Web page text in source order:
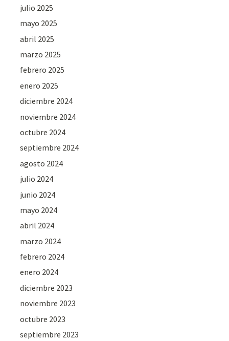
julio 2025
mayo 2025
abril 2025
marzo 2025
febrero 2025
enero 2025
diciembre 2024
noviembre 2024
octubre 2024
septiembre 2024
agosto 2024
julio 2024
junio 2024
mayo 2024
abril 2024
marzo 2024
febrero 2024
enero 2024
diciembre 2023
noviembre 2023
octubre 2023
septiembre 2023